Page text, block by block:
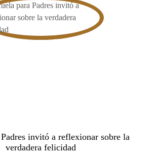
invitó a reflexionar sobre la
verdadera felicidad